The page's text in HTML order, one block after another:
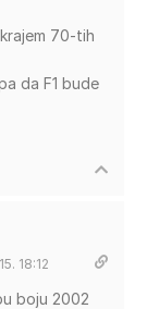
70-tih
da F1 bude
18:12
boju 2002